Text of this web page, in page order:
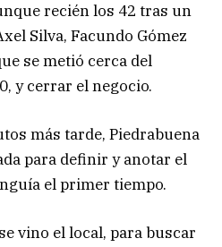
recién los 42 tras un
Silva, Facundo Gómez
se metió cerca del
y cerrar el negocio.
más tarde, Piedrabuena
para definir y anotar el
el primer tiempo.
vino el local, para buscar